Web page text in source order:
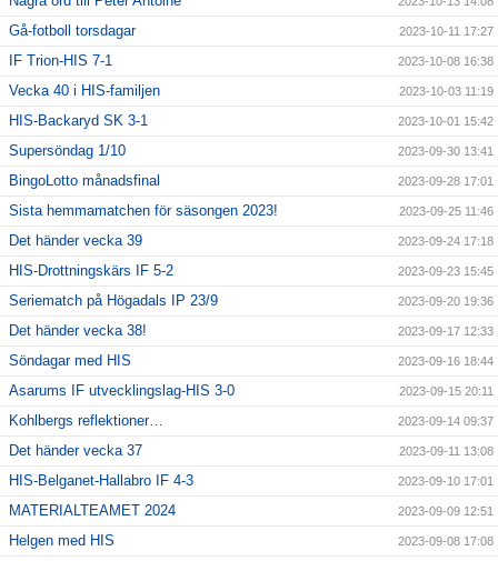
Gå-fotboll torsdagar 2023-10-11 17:27
IF Trion-HIS 7-1 2023-10-08 16:38
Vecka 40 i HIS-familjen 2023-10-03 11:19
HIS-Backaryd SK 3-1 2023-10-01 15:42
Supersöndag 1/10 2023-09-30 13:41
BingoLotto månadsfinal 2023-09-28 17:01
Sista hemmamatchen för säsongen 2023! 2023-09-25 11:46
Det händer vecka 39 2023-09-24 17:18
HIS-Drottningskärs IF 5-2 2023-09-23 15:45
Seriematch på Högadals IP 23/9 2023-09-20 19:36
Det händer vecka 38! 2023-09-17 12:33
Söndagar med HIS 2023-09-16 18:44
Asarums IF utvecklingslag-HIS 3-0 2023-09-15 20:11
Kohlbergs reflektioner… 2023-09-14 09:37
Det händer vecka 37 2023-09-11 13:08
HIS-Belganet-Hallabro IF 4-3 2023-09-10 17:01
MATERIALTEAMET 2024 2023-09-09 12:51
Helgen med HIS 2023-09-08 17:08